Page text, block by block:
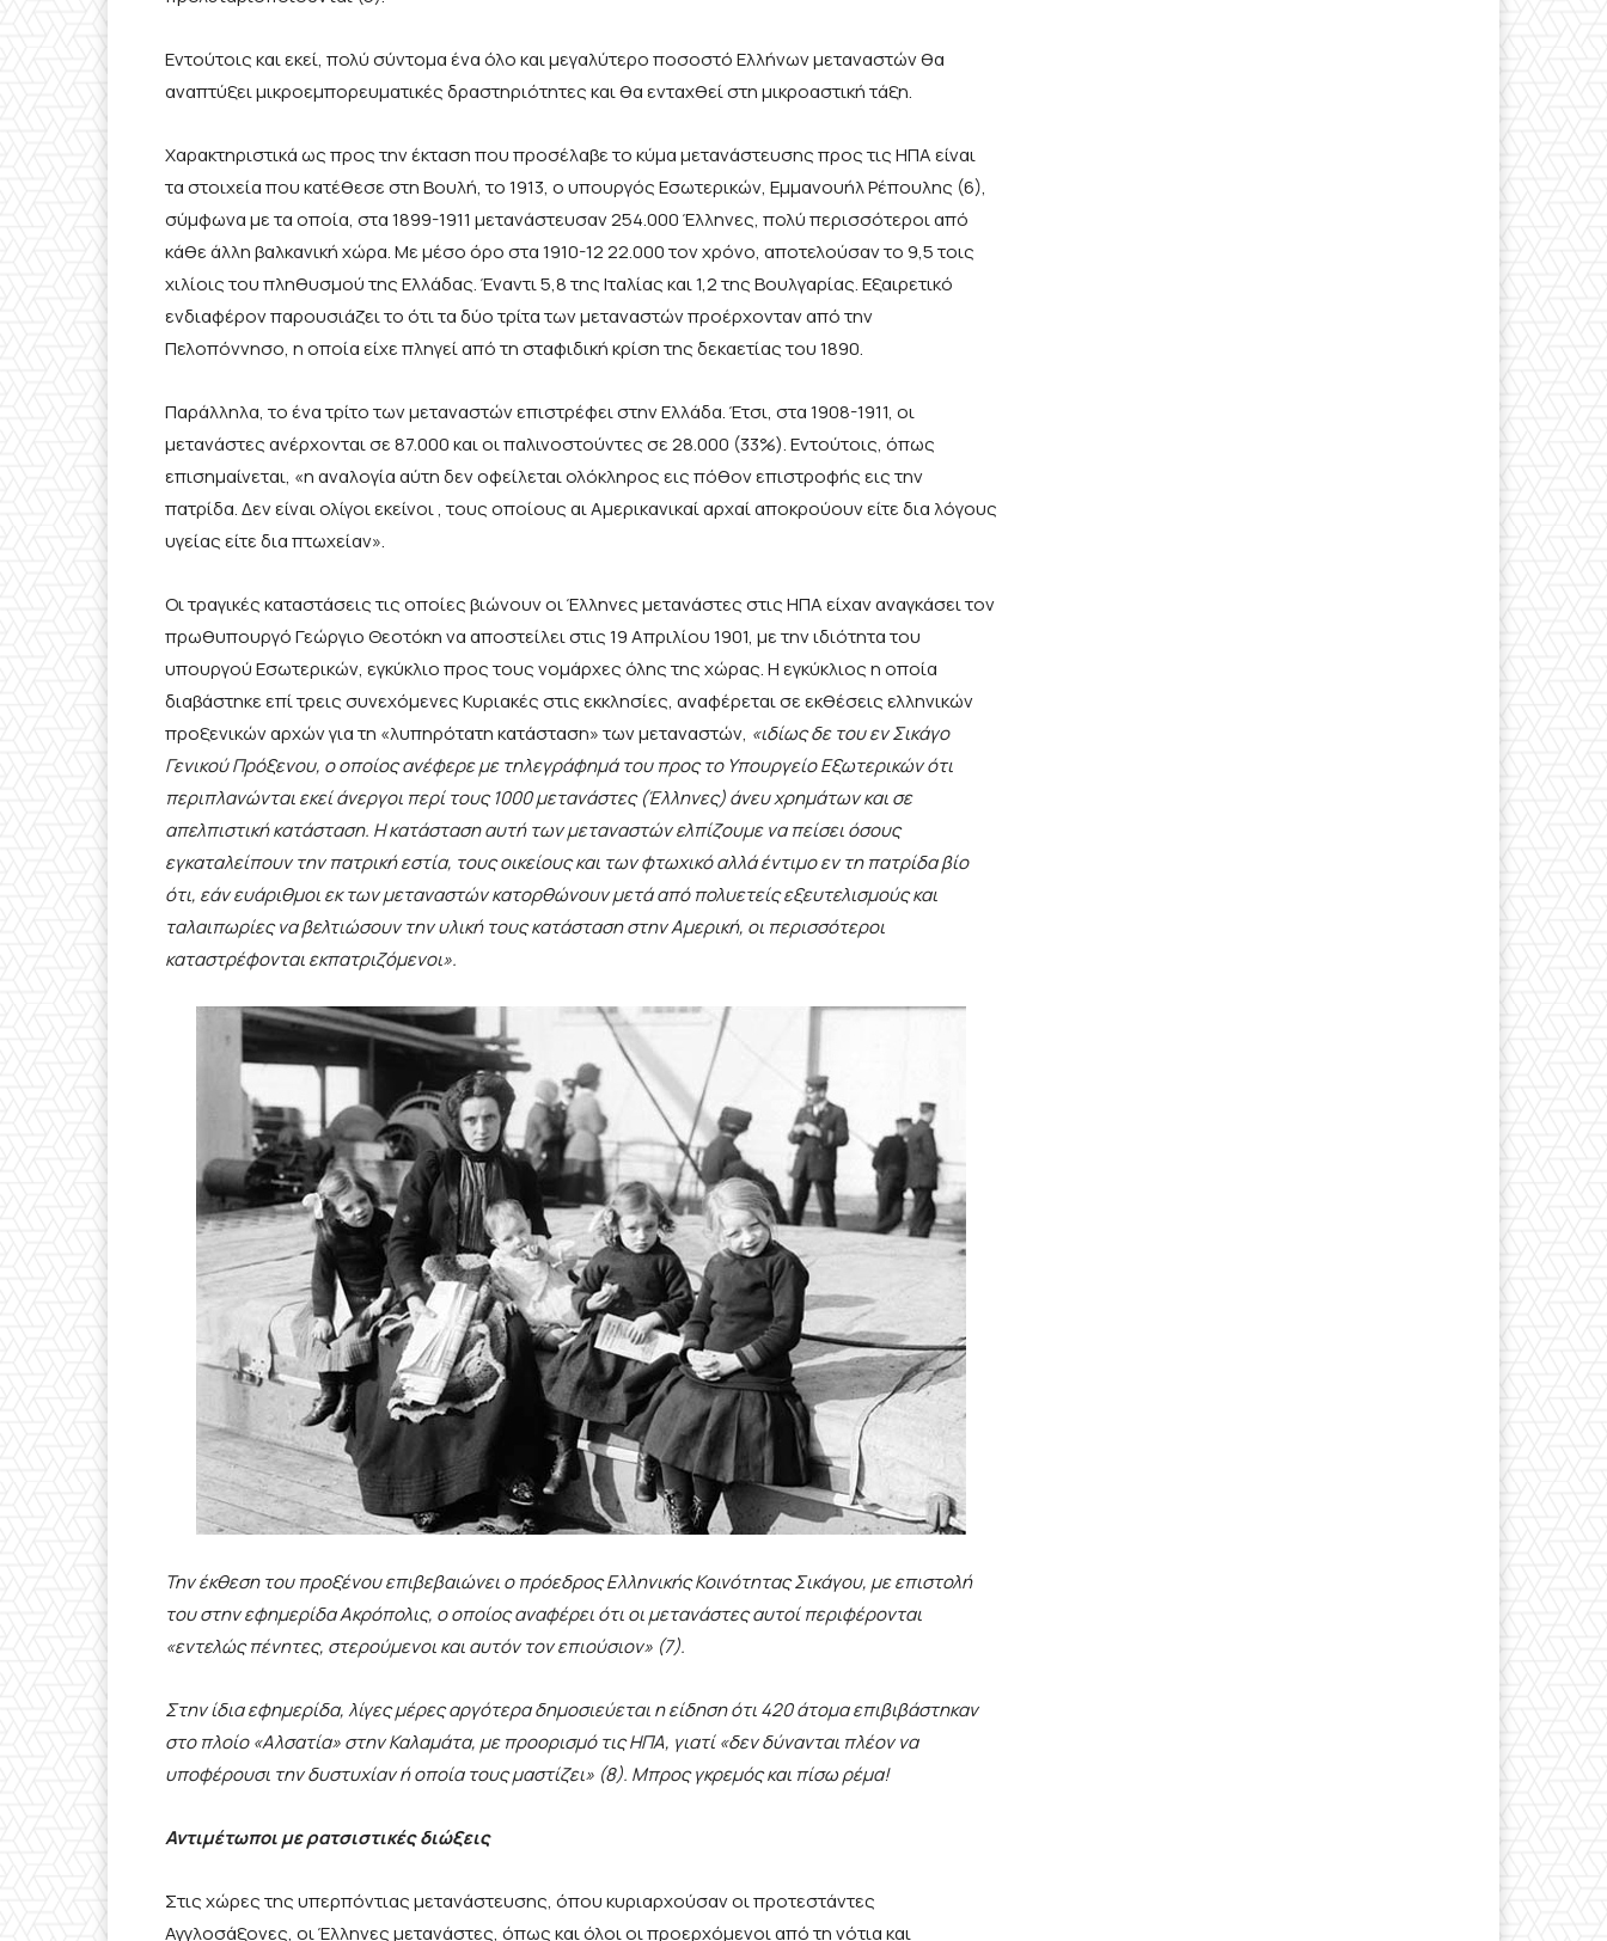
Εντούτοις και εκεί, πολύ σύντομα ένα όλο και μεγαλύτερο ποσοστό Ελλήνων μεταναστών θα
αναπτύξει μικροεμπορευματικές δραστηριότητες και θα ενταχθεί στη μικροαστική τάξη.
Χαρακτηριστικά ως προς την έκταση που προσέλαβε το κύμα μετανάστευσης προς τις ΗΠΑ είναι
τα στοιχεία που κατέθεσε στη Βουλή, το 1913, ο υπουργός Εσωτερικών, Εμμανουήλ Ρέπουλης (6),
σύμφωνα με τα οποία, στα 1899-1911 μετανάστευσαν 254.000 Έλληνες, πολύ περισσότεροι από
κάθε άλλη βαλκανική χώρα. Με μέσο όρο στα 1910-12 22.000 τον χρόνο, αποτελούσαν το 9,5 τοις
χιλίοις του πληθυσμού της Ελλάδας. Έναντι 5,8 της Ιταλίας και 1,2 της Βουλγαρίας. Εξαιρετικό
ενδιαφέρον παρουσιάζει το ότι τα δύο τρίτα των μεταναστών προέρχονταν από την
Πελοπόννησο, η οποία είχε πληγεί από τη σταφιδική κρίση της δεκαετίας του 1890.
Παράλληλα, το ένα τρίτο των μεταναστών επιστρέφει στην Ελλάδα. Έτσι, στα 1908-1911, οι
μετανάστες ανέρχονται σε 87.000 και οι παλινοστούντες σε 28.000 (33%). Εντούτοις, όπως
επισημαίνεται, «η αναλογία αύτη δεν οφείλεται ολόκληρος εις πόθον επιστροφής εις την
πατρίδα. Δεν είναι ολίγοι εκείνοι , τους οποίους αι Αμερικανικαί αρχαί αποκρούουν είτε δια λόγους
υγείας είτε δια πτωχείαν».
Οι τραγικές καταστάσεις τις οποίες βιώνουν οι Έλληνες μετανάστες στις ΗΠΑ είχαν αναγκάσει τον
πρωθυπουργό Γεώργιο Θεοτόκη να αποστείλει στις 19 Απριλίου 1901, με την ιδιότητα του
υπουργού Εσωτερικών, εγκύκλιο προς τους νομάρχες όλης της χώρας. Η εγκύκλιος η οποία
διαβάστηκε επί τρεις συνεχόμενες Κυριακές στις εκκλησίες, αναφέρεται σε εκθέσεις ελληνικών
προξενικών αρχών για τη «λυπηρότατη κατάσταση» των μεταναστών, «ιδίως δε του εν Σικάγο
Γενικού Πρόξενου, ο οποίος ανέφερε με τηλεγράφημά του προς το Υπουργείο Εξωτερικών ότι
περιπλανώνται εκεί άνεργοι περί τους 1000 μετανάστες (Έλληνες) άνευ χρημάτων και σε
απελπιστική κατάσταση. Η κατάσταση αυτή των μεταναστών ελπίζουμε να πείσει όσους
εγκαταλείπουν την πατρική εστία, τους οικείους και των φτωχικό αλλά έντιμο εν τη πατρίδα βίο
ότι, εάν ευάριθμοι εκ των μεταναστών κατορθώνουν μετά από πολυετείς εξευτελισμούς και
ταλαιπωρίες να βελτιώσουν την υλική τους κατάσταση στην Αμερική, οι περισσότεροι
καταστρέφονται εκπατριζόμενοι».
Την έκθεση του προξένου επιβεβαιώνει ο πρόεδρος Ελληνικής Κοινότητας Σικάγου, με επιστολή
του στην εφημερίδα Ακρόπολις, ο οποίος αναφέρει ότι οι μετανάστες αυτοί περιφέρονται
«εντελώς πένητες, στερούμενοι και αυτόν τον επιούσιον» (7).
Στην ίδια εφημερίδα, λίγες μέρες αργότερα δημοσιεύεται η είδηση ότι 420 άτομα επιβιβάστηκαν
στο πλοίο «Αλσατία» στην Καλαμάτα, με προορισμό τις ΗΠΑ, γιατί «δεν δύνανται πλέον να
υποφέρουσι την δυστυχίαν ή οποία τους μαστίζει» (8). Μπρος γκρεμός και πίσω ρέμα!
Αντιμέτωποι με ρατσιστικές διώξεις
Στις χώρες της υπερπόντιας μετανάστευσης, όπου κυριαρχούσαν οι προτεστάντες
Αγγλοσάξονες, οι Έλληνες μετανάστες, όπως και όλοι οι προερχόμενοι από τη νότια και